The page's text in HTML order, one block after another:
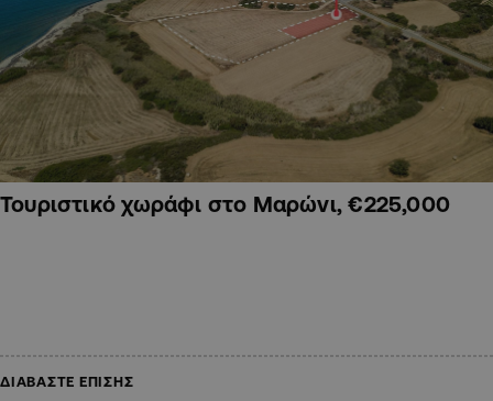
Τουριστικό χωράφι στο Μαρώνι, €225,000
ΔΙΑΒΑΣΤΕ ΕΠΙΣΗΣ